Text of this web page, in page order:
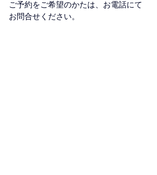
ご予約をご希望のかたは、お電話にて
お問合せください。